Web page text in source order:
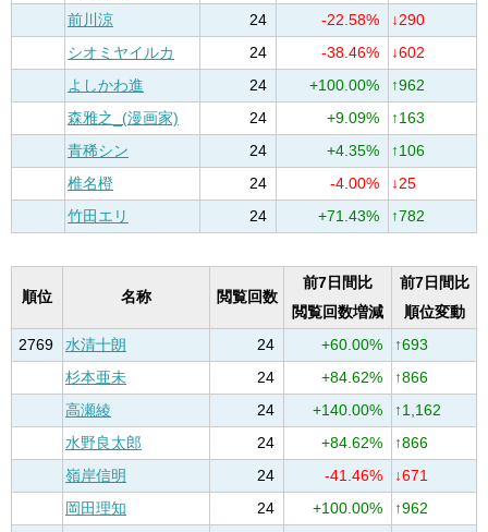
前川涼
24 -22.58%
↓290
シオミヤイルカ
24 -38.46%
↓602
よしかわ進
24 +100.00%
↑962
森雅之_(漫画家)
24 +9.09%
↑163
青稀シン
24 +4.35%
↑106
椎名橙
24 -4.00%
↓25
竹田エリ
24 +71.43% ↑782
順位 名称 閲覧回数
前7日間比
閲覧回数増減
前7日間比
順位変動
2769
水清十朗 24 +60.00%
↑693
杉本亜未
24 +84.62%
↑866
高瀬綾
24 +140.00%
↑1,162
水野良太郎
24 +84.62%
↑866
嶺岸信明
24 -41.46%
↓671
岡田理知
24 +100.00%
↑962